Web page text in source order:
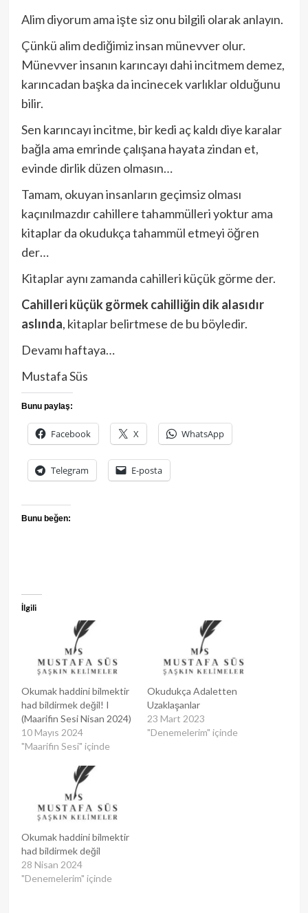
Alim diyorum ama işte siz onu bilgili olarak anlayın.
Çünkü alim dediğimiz insan münevver olur.
Münevver insanın karıncayı dahi incitmem demez,
karıncadan başka da incinecek varlıklar olduğunu
bilir.
Sen karıncayı incitme, bir kedi aç kaldı diye karalar
bağla ama emrinde çalışana hayata zindan et,
evinde dirlik düzen olmasın…
Tamam, okuyan insanların geçimsiz olması
kaçınılmazdır cahillere tahammülleri yoktur ama
kitaplar da okudukça tahammül etmeyi öğren
der…
Kitaplar aynı zamanda cahilleri küçük görme der.
Cahilleri küçük görmek cahilliğin dik alasıdır
aslında, kitaplar belirtmese de bu böyledir.
Devamı haftaya…
Mustafa Süs
Bunu paylaş:
Facebook X WhatsApp
Telegram E-posta
Bunu beğen:
İlgili
Okumak haddini bilmektir
had bildirmek değil! I
(Maarifin Sesi Nisan 2024)
10 Mayıs 2024
"Maarifin Sesi" içinde
Okudukça Adaletten
Uzaklaşanlar
23 Mart 2023
"Denemelerim" içinde
Okumak haddini bilmektir
had bildirmek değil
28 Nisan 2024
"Denemelerim" içinde